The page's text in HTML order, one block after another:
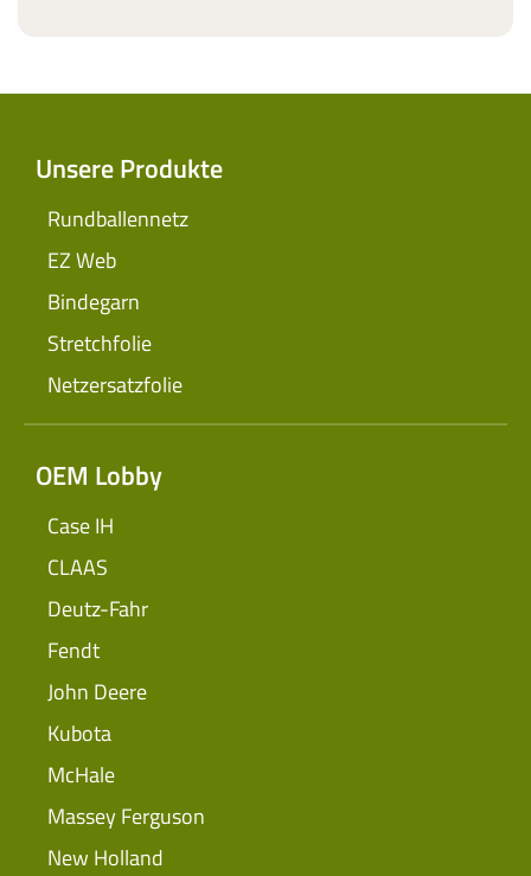
Unsere Produkte
Rundballennetz
EZ Web
Bindegarn
Stretchfolie
Netzersatzfolie
OEM Lobby
Case IH
CLAAS
Deutz-Fahr
Fendt
John Deere
Kubota
McHale
Massey Ferguson
New Holland